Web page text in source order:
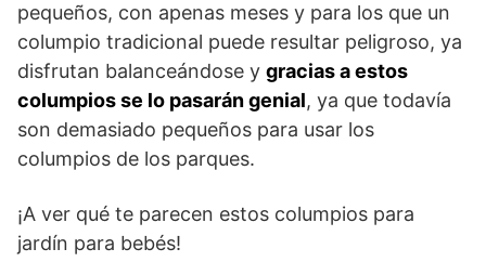
pequeños, con apenas meses y para los que un
columpio tradicional puede resultar peligroso, ya
disfrutan balanceándose y gracias a estos
columpios se lo pasarán genial, ya que todavía
son demasiado pequeños para usar los
columpios de los parques.
¡A ver qué te parecen estos columpios para
jardín para bebés!